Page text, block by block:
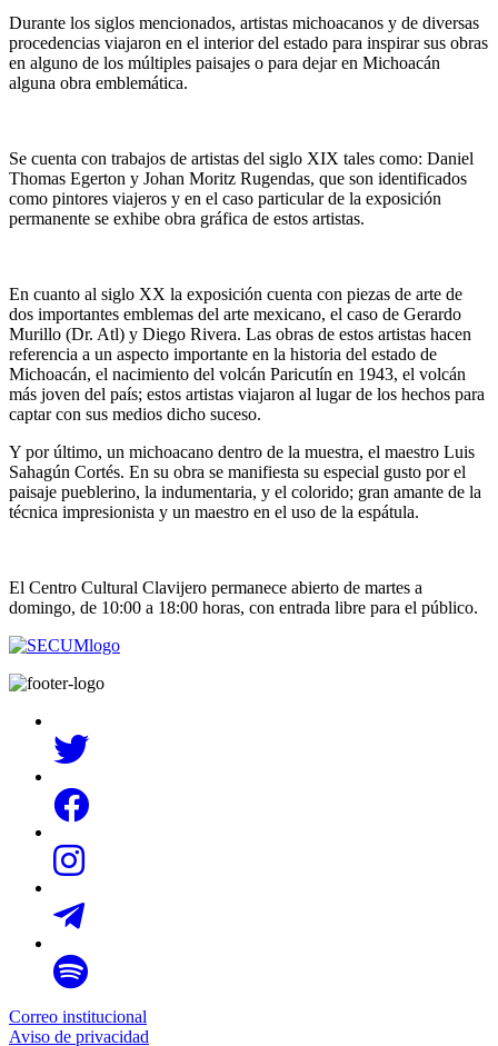
Durante los siglos mencionados, artistas michoacanos y de diversas
procedencias viajaron en el interior del estado para inspirar sus obras
en alguno de los múltiples paisajes o para dejar en Michoacán
alguna obra emblemática.
Se cuenta con trabajos de artistas del siglo XIX tales como: Daniel
Thomas Egerton y Johan Moritz Rugendas, que son identificados
como pintores viajeros y en el caso particular de la exposición
permanente se exhibe obra gráfica de estos artistas.
En cuanto al siglo XX la exposición cuenta con piezas de arte de
dos importantes emblemas del arte mexicano, el caso de Gerardo
Murillo (Dr. Atl) y Diego Rivera. Las obras de estos artistas hacen
referencia a un aspecto importante en la historia del estado de
Michoacán, el nacimiento del volcán Paricutín en 1943, el volcán
más joven del país; estos artistas viajaron al lugar de los hechos para
captar con sus medios dicho suceso.
Y por último, un michoacano dentro de la muestra, el maestro Luis
Sahagún Cortés. En su obra se manifiesta su especial gusto por el
paisaje pueblerino, la indumentaria, y el colorido; gran amante de la
técnica impresionista y un maestro en el uso de la espátula.
El Centro Cultural Clavijero permanece abierto de martes a
domingo, de 10:00 a 18:00 horas, con entrada libre para el público.
Correo institucional
Aviso de privacidad